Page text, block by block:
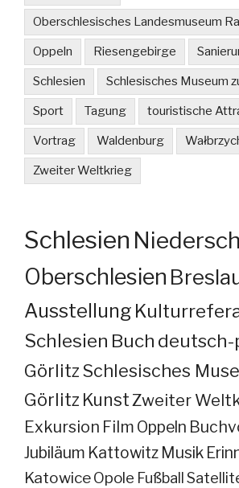
Oberschlesisches Landesmuseum
Oppeln Riesengebirge
Schlesien Schlesisches Museum
Sport Tagung touristische
Vortrag Waldenburg
Zweiter Weltkrieg
Schlesien
Oberschlesien
Ausstellung
Schlesien Buch deutsch-
GörlitzSchlesisches
Görlitz Kunst Zweiter
Exkursion Film Oppeln
Jubiläum Kattowitz Musik
KatowiceOpole Fußball